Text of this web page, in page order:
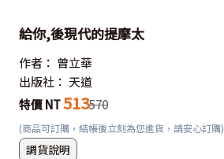
給你,後現代的提摩太
作者： 曾立華
出版社： 天道
特價 NT513570
(商品可訂購，結帳後立刻為您進貨，請安心訂購)
調貨說明